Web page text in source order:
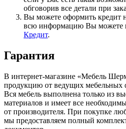
обговорив все детали при
Вы можете оформить кредит
всю информацию Вы можете
Кредит.
Гарантия
В интернет-магазине «Мебель
продукцию от ведущих мебельных
Вся мебель выполнена только из
материалов и имеет все
от производителя. При покупке
мы предоставляем полный